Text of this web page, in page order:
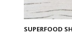
SUPERFOOD